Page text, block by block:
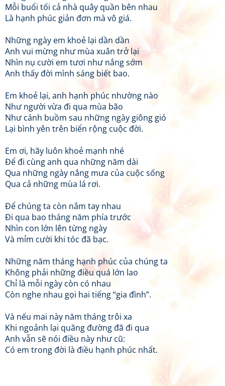
Mỗi buổi tối cả nhà quây quần bên nhau
Là hạnh phúc giản đơn mà vô giá.
Những ngày em khoẻ lại dần dần
Anh vui mừng như mùa xuân trở lại
Nhìn nụ cười em tươi như nắng sớm
Anh thấy đời mình sáng biết bao.
Em khoẻ lại, anh hạnh phúc nhường nào
Như người vừa đi qua mùa bão
Như cánh buồm sau những ngày giông gió
Lại bình yên trên biển rộng cuộc đời.
Em ơi, hãy luôn khoẻ mạnh nhé
Để đi cùng anh qua những năm dài
Qua những ngày nắng mưa của cuộc sống
Qua cả những mùa lá rơi.
Để chúng ta còn nắm tay nhau
Đi qua bao tháng năm phía trước
Nhìn con lớn lên từng ngày
Và mỉm cười khi tóc đã bạc.
Những năm tháng hạnh phúc của chúng ta
Không phải những điều quá lớn lao
Chỉ là mỗi ngày còn có nhau
Còn nghe nhau gọi hai tiếng “gia đình”.
Và nếu mai này năm tháng trôi xa
Khi ngoảnh lại quãng đường đã đi qua
Anh vẫn sẽ nói điều này như cũ:
Có em trong đời là điều hạnh phúc nhất.